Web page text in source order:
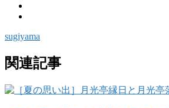
sugiyama
関連記事